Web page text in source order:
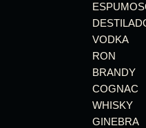
VODKA
RON
BRANDY
COGNAC
WHISKY
GINEBRA